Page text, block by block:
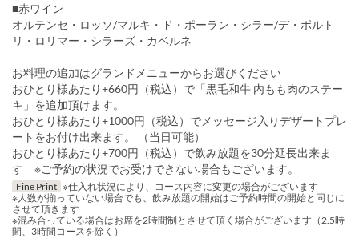
■赤ワイン
オルテンセ・ロッソ/マルキ・ド・ポーラン・シラー/デ・ボルト
リ・ロリマー・シラーズ・カベルネ
お料理の追加はグランドメニューからお選びください
おひとり様あたり+660円（税込）で「黒毛和牛 内もも肉のステー
キ」を追加頂けます。
おひとり様あたり+1000円（税込）でメッセージ入りデザートプレ
ートをお付け出来ます。 （当日可能）
おひとり様あたり+700円（税込）で飲み放題を30分延長出来ま
す ※ご予約の状況でお受けできない場合もございます。
Fine Print ※仕入れ状況により、コース内容に変更の場合がございます
※人数が揃っていない場合でも、飲み放題の開始はご予約時間の開始と同じに
させて頂きます
※混み合っている場合はお席を2時間制とさせて頂く場合がございます（2.5時
間、3時間コースを除く）